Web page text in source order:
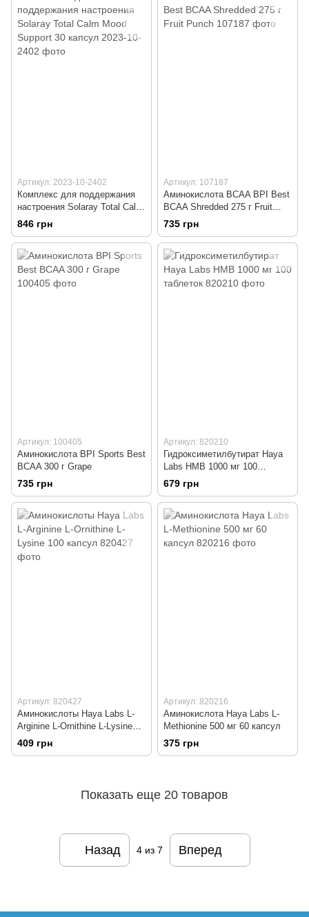
Артикул: 2023-10-2402
Комплекс для поддержания
настроения Solaray Total Calm
Mood Support 30 капсул
846 грн
Артикул: 107187
Аминокислота BCAA BPI Best
BCAA Shredded 275 г Fruit
Punch
735 грн
Артикул: 100405
Аминокислота BPI Sports Best
BCAA 300 г Grape
735 грн
Артикул: 820210
Гидроксиметилбутират Haya
Labs HMB 1000 мг 100
таблеток
679 грн
Артикул: 820427
Аминокислоты Haya Labs L-
Arginine L-Ornithine L-Lysine
100 капсул
409 грн
Артикул: 820216
Аминокислота Haya Labs L-
Methionine 500 мг 60 капсул
375 грн
Показать еще 20 товаров
Назад 4из 7 Вперед